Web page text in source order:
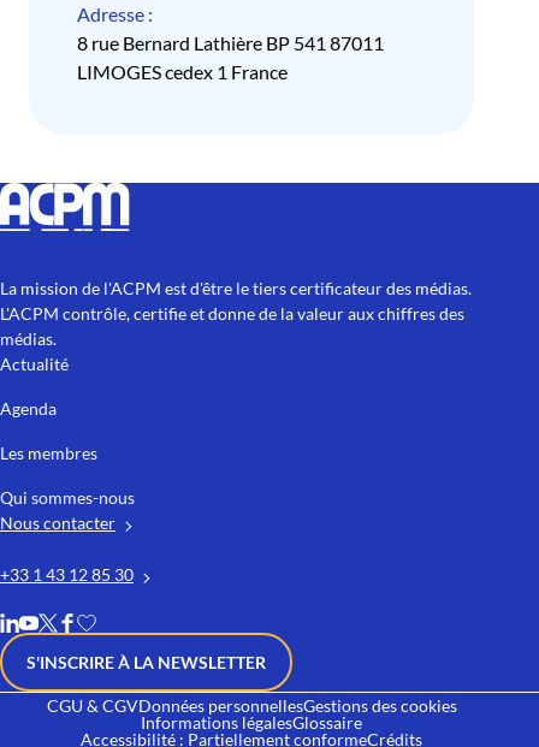
Adresse :
8 rue Bernard Lathière BP 541 87011
LIMOGES cedex 1 France
La mission de l'ACPM est d'être le tiers certificateur des médias.
L'ACPM contrôle, certifie et donne de la valeur aux chiffres des
médias.
Actualité
Agenda
Les membres
Qui sommes-nous
Nous contacter
+33 1 43 12 85 30
S'INSCRIRE À LA NEWSLETTER
CGU & CGVDonnées personnellesGestions des cookies
Informations légalesGlossaire
Accessibilité : Partiellement conformeCrédits